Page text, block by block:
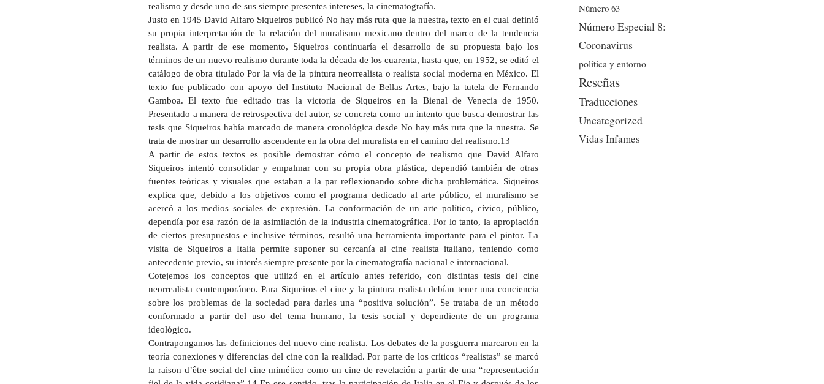
realismo y desde uno de sus siempre presentes intereses, la cinematografía.
Justo en 1945 David Alfaro Siqueiros publicó No hay más ruta que la nuestra, texto en el cual definió
su propia interpretación de la relación del muralismo mexicano dentro del marco de la tendencia
realista. A partir de ese momento, Siqueiros continuaría el desarrollo de su propuesta bajo los
términos de un nuevo realismo durante toda la década de los cuarenta, hasta que, en 1952, se editó el
catálogo de obra titulado Por la vía de la pintura neorrealista o realista social moderna en México. El
texto fue publicado con apoyo del Instituto Nacional de Bellas Artes, bajo la tutela de Fernando
Gamboa. El texto fue editado tras la victoria de Siqueiros en la Bienal de Venecia de 1950.
Presentado a manera de retrospectiva del autor, se concreta como un intento que busca demostrar las
tesis que Siqueiros había marcado de manera cronológica desde No hay más ruta que la nuestra. Se
trata de mostrar un desarrollo ascendente en la obra del muralista en el camino del realismo.13
A partir de estos textos es posible demostrar cómo el concepto de realismo que David Alfaro
Siqueiros intentó consolidar y empalmar con su propia obra plástica, dependió también de otras
fuentes teóricas y visuales que estaban a la par reflexionando sobre dicha problemática. Siqueiros
explica que, debido a los objetivos como el programa dedicado al arte público, el muralismo se
acercó a los medios sociales de expresión. La conformación de un arte político, cívico, público,
dependía por esa razón de la asimilación de la industria cinematográfica. Por lo tanto, la apropiación
de ciertos presupuestos e inclusive términos, resultó una herramienta importante para el pintor. La
visita de Siqueiros a Italia permite suponer su cercanía al cine realista italiano, teniendo como
antecedente previo, su interés siempre presente por la cinematografía nacional e internacional.
Cotejemos los conceptos que utilizó en el artículo antes referido, con distintas tesis del cine
neorrealista contemporáneo. Para Siqueiros el cine y la pintura realista debían tener una conciencia
sobre los problemas de la sociedad para darles una “positiva solución”. Se trataba de un método
conformado a partir del uso del tema humano, la tesis social y dependiente de un programa
ideológico.
Contrapongamos las definiciones del nuevo cine realista. Los debates de la posguerra marcaron en la
teoría conexiones y diferencias del cine con la realidad. Por parte de los críticos “realistas” se marcó
la raison d’être social del cine mimético como un cine de revelación a partir de una “representación
Número 63
Número Especial 8:
Coronavirus
política y entorno
Reseñas
Traducciones
Uncategorized
Vidas Infames